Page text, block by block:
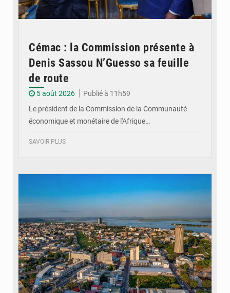
Cémac : la Commission présente à
Denis Sassou N’Guesso sa feuille
de route
5 août 2026
Publié à 11h59
Le président de la Commission de la Communauté
économique et monétaire de l'Afrique…
SAVOIR PLUS